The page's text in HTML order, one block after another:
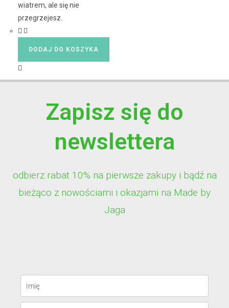
wiatrem, ale się nie
przegrzejesz.
DODAJ DO KOSZYKA
Zapisz się do
newslettera
odbierz rabat 10% na pierwsze zakupy i bądź na
bieżąco z nowościami i okazjami na Made by
Jaga